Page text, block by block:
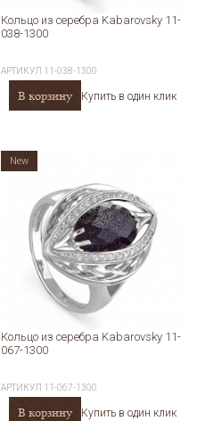
Кольцо из серебра Kabarovsky 11-
038-1300
АРТИКУЛ 11-038-1300
В корзину Купить в один клик
Кольцо из серебра Kabarovsky 11-
067-1300
АРТИКУЛ 11-067-1300
В корзину Купить в один клик
New